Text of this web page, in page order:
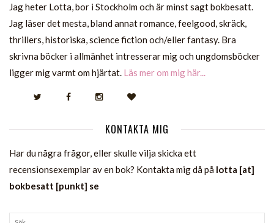
Jag heter Lotta, bor i Stockholm och är minst sagt bokbesatt.
Jag läser det mesta, bland annat romance, feelgood, skräck,
thrillers, historiska, science fiction och/eller fantasy. Bra
skrivna böcker i allmänhet intresserar mig och ungdomsböcker
ligger mig varmt om hjärtat. Läs mer om mig här...
KONTAKTA MIG
Har du några frågor, eller skulle vilja skicka ett
recensionsexemplar av en bok? Kontakta mig då på lotta [at]
bokbesatt [punkt] se